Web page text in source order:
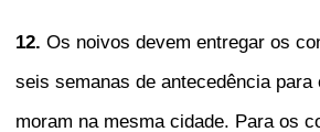
12.Os noivos devem entregar os
seis semanas de antecedência para
moram na mesma cidade. Para os